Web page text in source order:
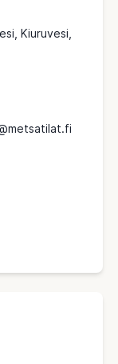
Kiuruvesi,